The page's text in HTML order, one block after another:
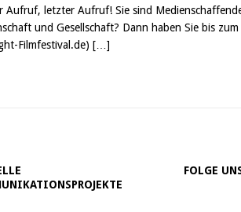
Aufruf, letzter Aufruf! Sie sind
und Gesellschaft? Dann haben Sie bis
Filmfestival.de) […]
FOLGE